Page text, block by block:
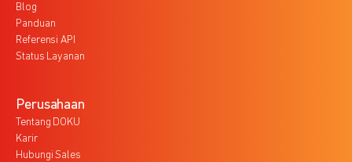
Blog
Panduan
Referensi API
Status Layanan
Perusahaan
Tentang DOKU
Karir
Hubungi Sales